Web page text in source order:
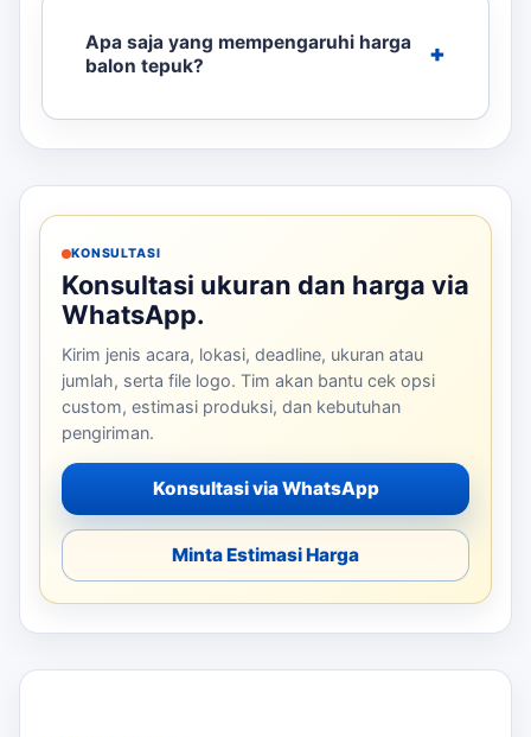
Apa saja yang mempengaruhi harga
balon tepuk?
KONSULTASI
Konsultasi ukuran dan harga via
WhatsApp.
Kirim jenis acara, lokasi, deadline, ukuran atau
jumlah, serta file logo. Tim akan bantu cek opsi
custom, estimasi produksi, dan kebutuhan
pengiriman.
Konsultasi via WhatsApp
Minta Estimasi Harga